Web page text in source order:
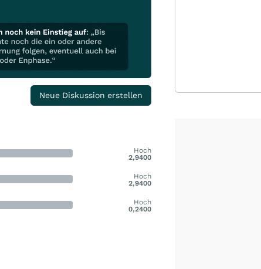
Neue Diskussion erstellen
Hoch
2,9400
Hoch
2,9400
Hoch
0,2400